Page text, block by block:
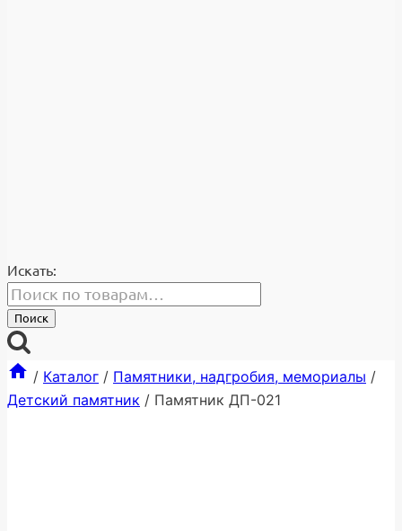
Искать:
Поиск
/ Каталог / Памятники, надгробия, мемориалы /
Детский памятник / Памятник ДП-021